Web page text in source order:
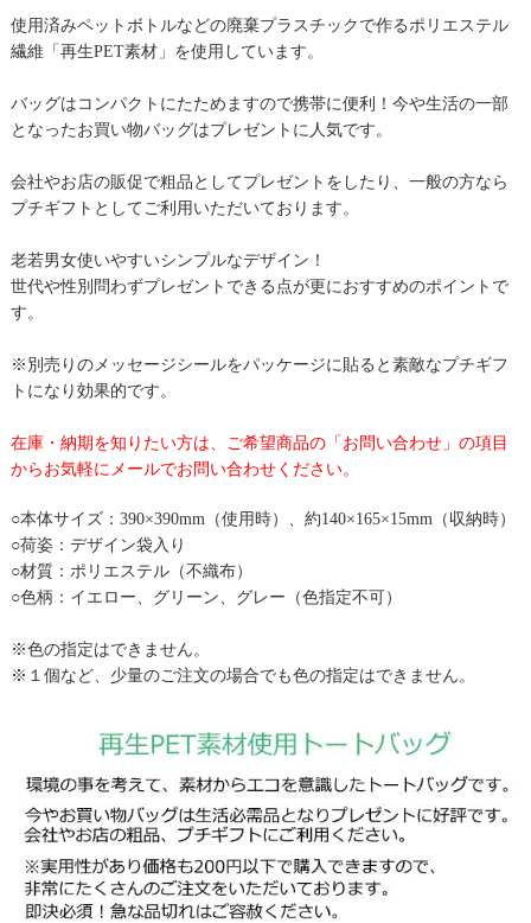
使用済みペットボトルなどの廃棄プラスチックで作るポリエステル
繊維「再生PET素材」を使用しています。
バッグはコンパクトにたためますので携帯に便利！今や生活の一部
となったお買い物バッグはプレゼントに人気です。
会社やお店の販促で粗品としてプレゼントをしたり、一般の方なら
プチギフトとしてご利用いただいております。
老若男女使いやすいシンプルなデザイン！
世代や性別問わずプレゼントできる点が更におすすめのポイントで
す。
※別売りのメッセージシールをパッケージに貼ると素敵なプチギフ
トになり効果的です。
在庫・納期を知りたい方は、ご希望商品の「お問い合わせ」の項目
からお気軽にメールでお問い合わせください。
○本体サイズ：390×390mm（使用時）、約140×165×15mm（収納時）
○荷姿：デザイン袋入り
○材質：ポリエステル（不織布）
○色柄：イエロー、グリーン、グレー（色指定不可）
※色の指定はできません。
※１個など、少量のご注文の場合でも色の指定はできません。